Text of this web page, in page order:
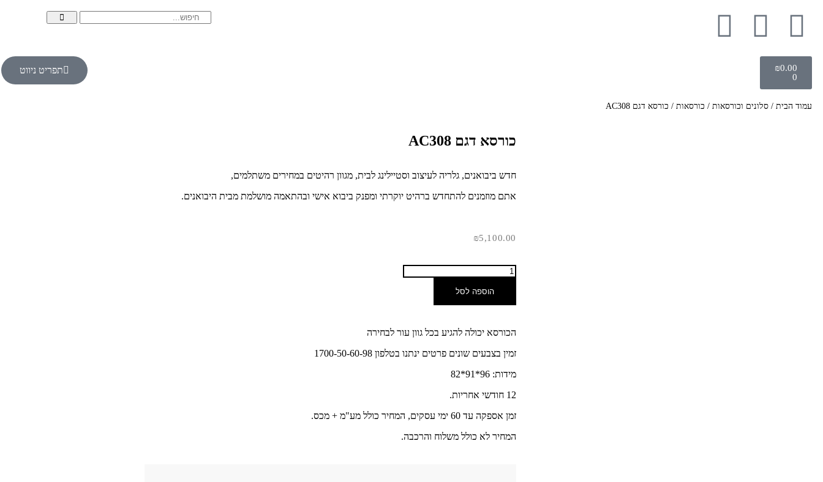
₪0.00
0
תפריט ניווט
עמוד הבית / סלונים וכורסאות / כורסאות / כורסא דגם AC308
כורסא דגם AC308
חדש ביבואנים, גלריה לעיצוב וסטיילינג לבית, מגוון רהיטים במחירים משתלמים,
אתם מוזמנים להתחדש ברהיט יוקרתי ומפנק ביבוא אישי ובהתאמה מושלמת מבית היבואנים.
₪5,100.00
הוספה לסל
הכורסא יכולה להגיע בכל גוון עור לבחירה
זמין בצבעים שונים פרטים ינתנו בטלפון 1700-50-60-98
מידות: 96*91*82
12 חודשי אחריות.
זמן אספקה עד 60 ימי עסקים, המחיר כולל מע"מ + מכס.
המחיר לא כולל משלוח והרכבה.